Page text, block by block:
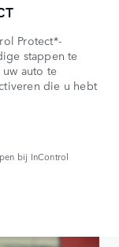
Protect*-
stappen te
auto te
die u hebt
bij InControl